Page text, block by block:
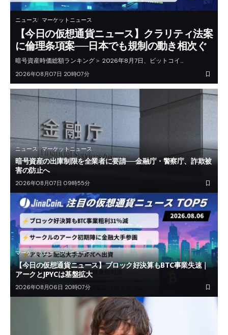
ニュース マーケットニュース
【今日の仮想通貨ニュース】クラリティ法案
に倫理条項案──日本でも規制の動き相次ぐ
暗号資産時価総額ランキング＞ 2026年8月7日、ビットコイ…
2026年08月07日 20時07分
ニュース マーケットニュース
暗号資産の出庫制限を全業者に要請──金融庁・警察庁、詐欺被
害の防止へ
2026年08月07日 09時55分
マーケットニュース ニュース
【今日の仮想通貨ニュース】ブロック好決算もBTC事業失速｜
アークとJPYCは基盤拡大
2026年08月06日 20時07分